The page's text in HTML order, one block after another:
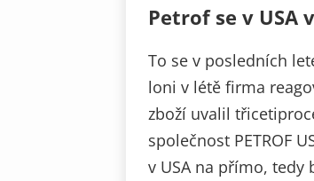
Petrof se v USA
To se v posledních
loni v létě firma
zboží uvalil
společnost PETROF
v USA na přímo, tedy